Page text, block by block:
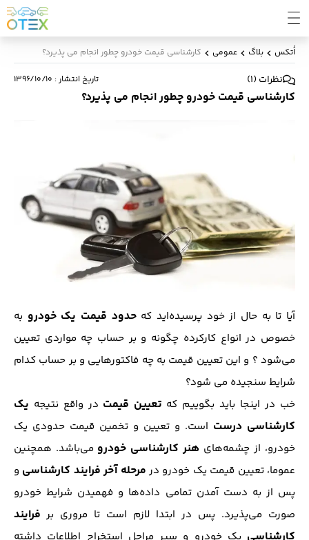
اُتکس بلاگ عمومی کارشناسی قیمت خودرو چطور انجام می پذیرد؟
نظرات (
1
) تاریخ انتشار: ۱۳۹۶/۱۰/۱۰
کارشناسی قیمت خودرو چطور انجام می پذیرد؟
آیا تا به حال از خود پرسیده‌اید کهحدود قیمت یک خودرو به
خصوص در انواع کارکرده چگونه و بر حساب چه مواردی تعیین
می‌شود ؟ و این تعیین قیمت به چه فاکتورهایی و بر حساب کدام
شرایط سنجیده می ‌شود؟
خب در اینجا باید بگوییم که تعیین قیمت در واقع نتیجه یک
کارشناسی درست است. و تعیین و تخمین قیمت حدودی یک
خودرو، از چشمه‌های هنر کارشناسی خودرو می‌باشد. همچنین
عموما، تعیین قیمت یک خودرو درمرحله آخر فرایند کارشناسی و
پس از به دست آمدن تمامی داده‌ها و فهمیدن شرایط خودرو
صورت می‌پذیرد. پس در ابتدا لازم است تا مروری برفرایند
یک خودرو و سیر مراحل استخراج اطلاعات داشته